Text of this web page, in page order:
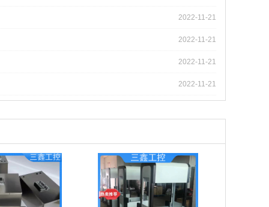
2022-11-21
2022-11-21
2022-11-21
2022-11-21